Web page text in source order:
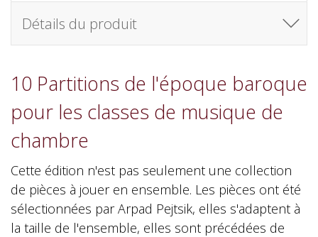
Détails du produit
10 Partitions de l'époque baroque
pour les classes de musique de
chambre
Cette édition n'est pas seulement une collection
de pièces à jouer en ensemble. Les pièces ont été
sélectionnées par Arpad Pejtsik, elles s'adaptent à
la taille de l'ensemble, elles sont précédées de